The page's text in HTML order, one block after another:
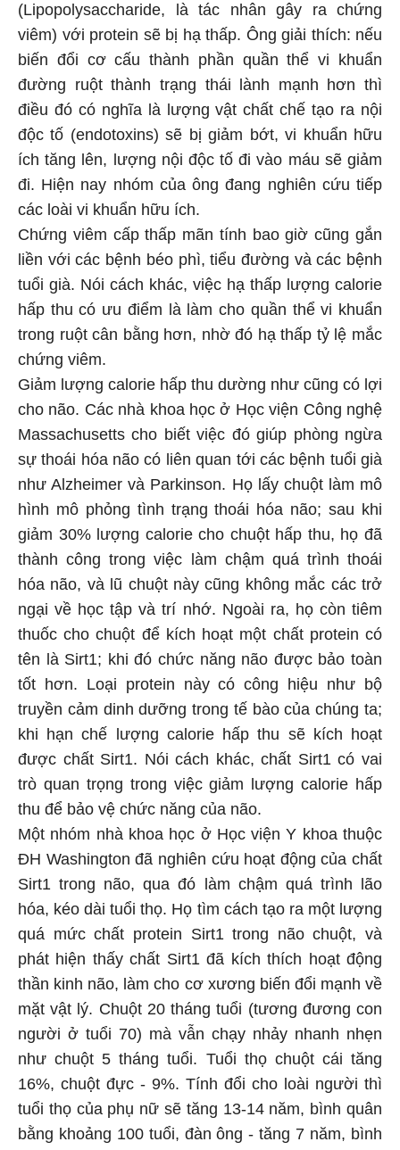
(Lipopolysaccharide, là tác nhân gây ra chứng
viêm) với protein sẽ bị hạ thấp. Ông giải thích: nếu
biến đổi cơ cấu thành phần quần thể vi khuẩn
đường ruột thành trạng thái lành mạnh hơn thì
điều đó có nghĩa là lượng vật chất chế tạo ra nội
độc tố (endotoxins) sẽ bị giảm bớt, vi khuẩn hữu
ích tăng lên, lượng nội độc tố đi vào máu sẽ giảm
đi. Hiện nay nhóm của ông đang nghiên cứu tiếp
các loài vi khuẩn hữu ích.
Chứng viêm cấp thấp mãn tính bao giờ cũng gắn
liền với các bệnh béo phì, tiểu đường và các bệnh
tuổi già. Nói cách khác, việc hạ thấp lượng calorie
hấp thu có ưu điểm là làm cho quần thể vi khuẩn
trong ruột cân bằng hơn, nhờ đó hạ thấp tỷ lệ mắc
chứng viêm.
Giảm lượng calorie hấp thu dường như cũng có lợi
cho não. Các nhà khoa học ở Học viện Công nghệ
Massachusetts cho biết việc đó giúp phòng ngừa
sự thoái hóa não có liên quan tới các bệnh tuổi già
như Alzheimer và Parkinson. Họ lấy chuột làm mô
hình mô phỏng tình trạng thoái hóa não; sau khi
giảm 30% lượng calorie cho chuột hấp thu, họ đã
thành công trong việc làm chậm quá trình thoái
hóa não, và lũ chuột này cũng không mắc các trở
ngại về học tập và trí nhớ. Ngoài ra, họ còn tiêm
thuốc cho chuột để kích hoạt một chất protein có
tên là Sirt1; khi đó chức năng não được bảo toàn
tốt hơn. Loại protein này có công hiệu như bộ
truyền cảm dinh dưỡng trong tế bào của chúng ta;
khi hạn chế lượng calorie hấp thu sẽ kích hoạt
được chất Sirt1. Nói cách khác, chất Sirt1 có vai
trò quan trọng trong việc giảm lượng calorie hấp
thu để bảo vệ chức năng của não.
Một nhóm nhà khoa học ở Học viện Y khoa thuộc
ĐH Washington đã nghiên cứu hoạt động của chất
Sirt1 trong não, qua đó làm chậm quá trình lão
hóa, kéo dài tuổi thọ. Họ tìm cách tạo ra một lượng
quá mức chất protein Sirt1 trong não chuột, và
phát hiện thấy chất Sirt1 đã kích thích hoạt động
thần kinh não, làm cho cơ xương biến đổi mạnh về
mặt vật lý. Chuột 20 tháng tuổi (tương đương con
người ở tuổi 70) mà vẫn chạy nhảy nhanh nhẹn
như chuột 5 tháng tuổi. Tuổi thọ chuột cái tăng
16%, chuột đực - 9%. Tính đổi cho loài người thì
tuổi thọ của phụ nữ sẽ tăng 13-14 năm, bình quân
bằng khoảng 100 tuổi, đàn ông - tăng 7 năm, bình